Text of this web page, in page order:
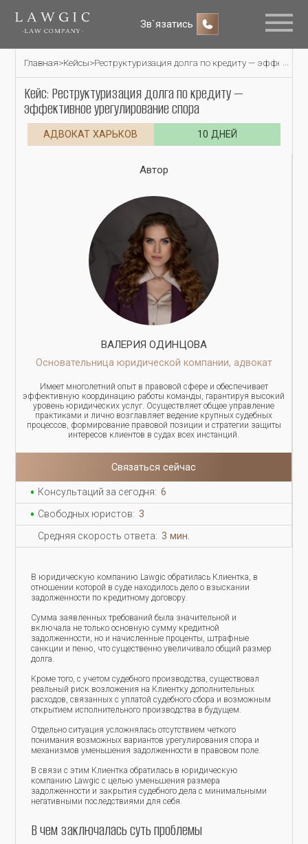
Зв`язатись
Главная>Кейсы>Реструктуризация долга по кредиту —
Кейс: Реструктуризация долга по кредиту —
эффективное урегулирование спора
АДВОКАТ ХАРЬКОВ 10 ДНЕЙ
Автор
ВАЛЕРИЯ ОДИНЦОВА
Основательница юридической компании, адвокат
Имеет многолетний опыт в правовой сфере и обеспечивает
эффективную координацию работы команды, гарантируя высокий
уровень юридических услуг. Осуществляет общее управление
практиками и лично возглавляет ведение крупных судебных
процессов, формирование правовой позиции и стратегии защиты
интересов клиентов в судах всех инстанций.
Связаться сейчас
Консультаций за сегодня: 6
Свободных юристов: 3
Средняя скорость ответа: 3 мин.
В юридическую компанию Lawgic обратилась Клиентка, в
отношении которой в суде находилось дело о взыскании
задолженности по кредитному договору.
Сумма заявленных требований была значительной и
включала не только основную сумму кредитной
задолженности, но и начисленные проценты, штрафные
санкции и пеню, что существенно увеличивало общий размер
долга.
Кроме того, с учетом судебного производства, существовал
реальный риск возложения на Клиентку дополнительных
расходов, связанных с уплатой судебного сбора и возможным
открытием исполнительного производства в будущем.
Отдельно ситуация усложнялась отсутствием четкого
понимания возможных вариантов урегулирования спора и
механизмов уменьшения задолженности в правовом поле.
В связи с этим Клиентка обратилась в юридическую
компанию Lawgic с целью уменьшения размера
задолженности и закрытия судебного дела с минимальными
негативными последствиями для себя.
В чем заключалась суть проблемы